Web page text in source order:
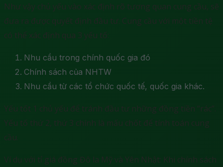
Như vậy chủ yếu vào xác định rõ tương quan cung cầu, sẽ
đưa ra được quyết định đầu tư. Cung cầu với một tiền tệ
có thể xác định qua 3 yếu tố:
Nhu cầu trong chính quốc gia đó
Chính sách của NHTW
Nhu cầu từ các tổ chức quốc tế, quốc gia khác.
Yếu tốt 1 chủ yếu để tránh đầu tư những đồng tiền “rác”.
Yếu tố thứ 2, thứ 3 chính là mấu chốt để tính toán cung
cầu.
Ví dụ với tỉ giá đồng Đô la Mỹ và Yên Nhật: Khi chính sách